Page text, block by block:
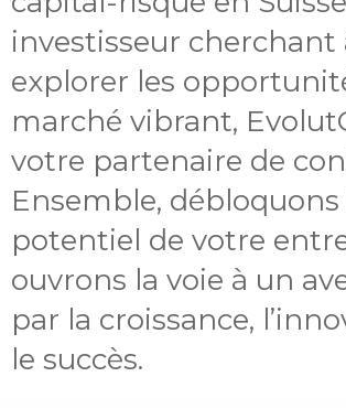
investisseur cherchant
explorer les
marché vibrant,
votre partenaire de
Ensemble, débloquons
potentiel de votre
ouvrons la voie à un
par la croissance,
le succès.